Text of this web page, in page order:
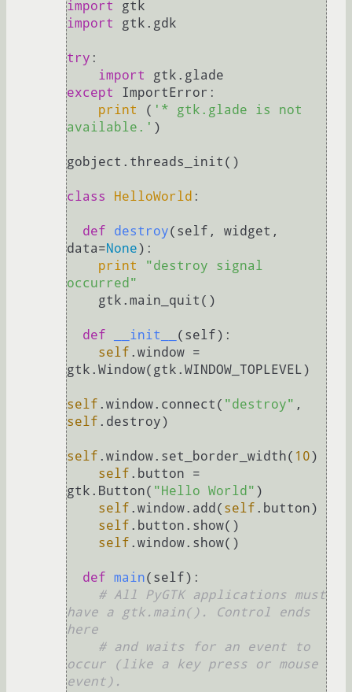
import
import
gtk.gdk
try :
import
except
ImportError:
print
( '* gtk.glade is not
available.' )
gobject.threads_init()
class HelloWorld :
def destroy( self, widget,
data=None):
print
"destroy signal
occurred"
def __init__ ( self):
self .window =
gtk.Window(gtk.WINDOW_TOPLEVEL)
self .window.connect( "destroy"
self .destroy)
self .window.set_border_width( 10)
self .button =
gtk.Button( "Hello World" )
self .window.add( self .button)
self .button.show()
self .window.show()
def main( self):
# All PyGTK applications must
have a gtk.main(). Control ends
here
# and waits for an event to
occur (like a key press or mouse
event).